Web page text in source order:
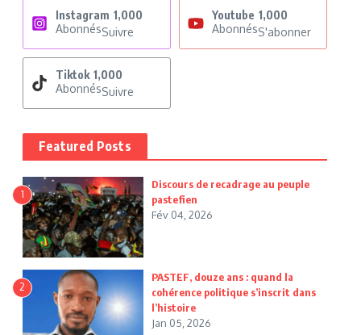
Instagram 1,000
AbonnésSuivre
Youtube 1,000
AbonnésS'abonner
Tiktok 1,000
AbonnésSuivre
Featured Posts
1
Discours de recadrage au peuple
pastefien
Fév 04, 2026
2
PASTEF, douze ans : quand la
cohérence politique s’inscrit dans
l’histoire
Jan 05, 2026